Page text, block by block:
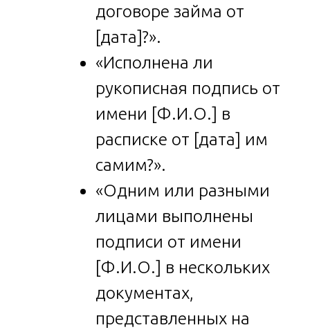
договоре займа от
[дата]?».
«Исполнена ли
рукописная подпись от
имени [Ф.И.О.] в
расписке от [дата] им
самим?».
«Одним или разными
лицами выполнены
подписи от имени
[Ф.И.О.] в нескольких
документах,
представленных на